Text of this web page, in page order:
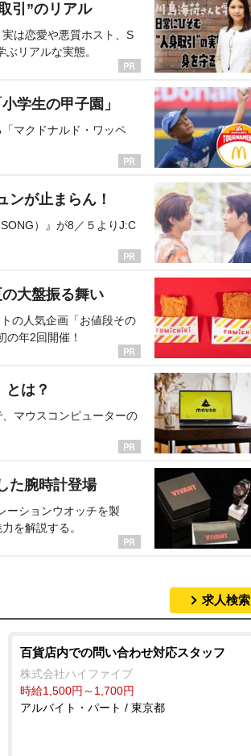
引”のリアル
は恋愛や悪質ホスト、S
リアルな実態。
学生の甲子園」
マクドナルド・ワッペ
ンが止まらん！
）』が8／５よりJ:C
大盤振る舞い
の人気企画「お値段その
の年2回開催！
とは？
マウスコンピューターの
た腕時計登場
ーションウオッチを製
を解説する。
求人検索
百貨店内での問い合わせ対応スタッフ
株式会社ハイファイブ
時給1,500円～1,700円
アルバイト・パート / 東京都